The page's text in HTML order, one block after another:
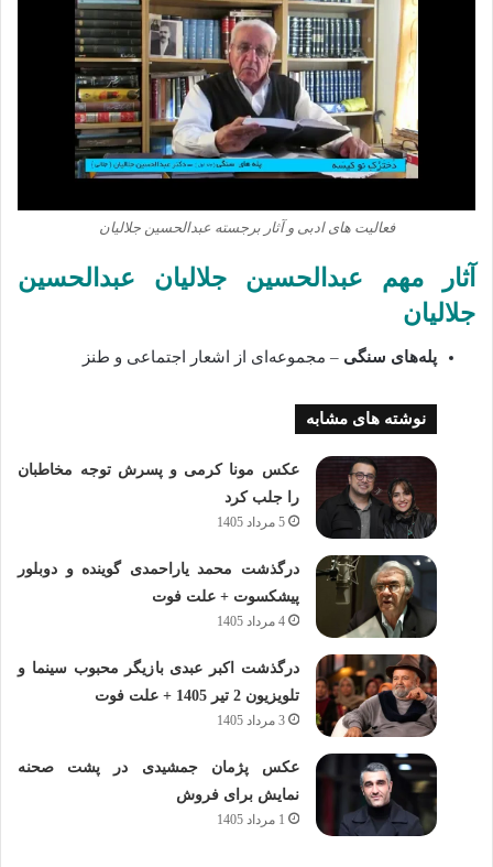
فعالیت‌ های ادبی و آثار برجسته عبدالحسین جلالیان
آثار مهم عبدالحسین جلالیان عبدالحسین
جلالیان
پله‌های سنگی – مجموعه‌ای از اشعار اجتماعی و طنز
نوشته های مشابه
عکس مونا کرمی و پسرش توجه مخاطبان
را جلب کرد
5 مرداد 1405
درگذشت محمد یاراحمدی گوینده و دوبلور
پیشکسوت + علت فوت
4 مرداد 1405
درگذشت اکبر عبدی بازیگر محبوب سینما و
تلویزیون 2 تیر 1405 + علت فوت
3 مرداد 1405
عکس پژمان جمشیدی در پشت صحنه
نمایش برای فروش
1 مرداد 1405